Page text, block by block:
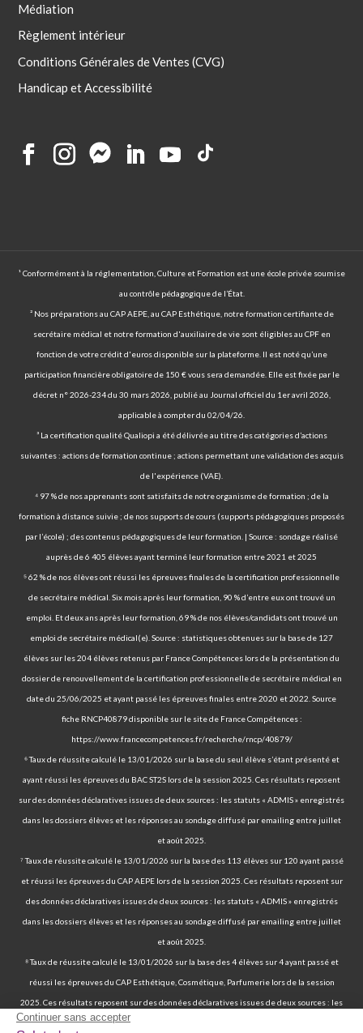
Médiation
Règlement intérieur
Conditions Générales de Ventes (CVG)
Handicap et Accessibilité
¹ Conformément à la réglementation, Culture et Formation est une école privée soumise
au contrôle pédagogique de l’État.
² Nos préparations au CAP AEPE, au CAP Esthétique, notre formation certifiante de
secrétaire médical et notre formation d'auxiliaire de vie sont éligibles au CPF en
fonction de votre crédit d'euros disponible sur la plateforme. Il est noté qu’une
participation financière obligatoire de 150 € vous sera demandée. Elle est fixée par le
décret n° 2026-234 du 30 mars 2026, publié au Journal officiel du 1er avril 2026,
applicable à compter du 02/04/26.
³ La certification qualité Qualiopi a été délivrée au titre des catégories d’actions
suivantes : actions de formation continue ; actions permettant une validation des acquis
de l'expérience (VAE).
⁴ 97 % de nos apprenants sont satisfaits de notre organisme de formation ; de la
formation à distance suivie ; de nos supports de cours (supports pédagogiques proposés
par l’école) ; des contenus pédagogiques de leur formation. | Source : sondage réalisé
auprès de 6 405 élèves ayant terminé leur formation entre 2021 et 2025
⁵ 62 % de nos élèves ont réussi les épreuves finales de la certification professionnelle
de secrétaire médical. Six mois après leur formation, 90 % d’entre eux ont trouvé un
emploi. Et deux ans après leur formation, 69 % de nos élèves/candidats ont trouvé un
emploi de secrétaire médical(e). Source : statistiques obtenues sur la base de 127
élèves sur les 204 élèves retenus par France Compétences lors de la présentation du
dossier de renouvellement de la certification professionnelle de secrétaire médical en
date du 25/06/2025 et ayant passé les épreuves finales entre 2020 et 2022. Source
fiche RNCP40879 disponible sur le site de France Compétences :
https://www.francecompetences.fr/recherche/rncp/40879/
⁶ Taux de réussite calculé le 13/01/2026 sur la base du seul élève s’étant présenté et
ayant réussi les épreuves du BAC ST2S lors de la session 2025. Ces résultats reposent
sur des données déclaratives issues de deux sources : les statuts « ADMIS » enregistrés
dans les dossiers élèves et les réponses au sondage diffusé par emailing entre juillet
et août 2025.
⁷ Taux de réussite calculé le 13/01/2026 sur la base des 113 élèves sur 120 ayant passé
et réussi les épreuves du CAP AEPE lors de la session 2025. Ces résultats reposent sur
des données déclaratives issues de deux sources : les statuts « ADMIS » enregistrés
dans les dossiers élèves et les réponses au sondage diffusé par emailing entre juillet
et août 2025.
⁸ Taux de réussite calculé le 13/01/2026 sur la base des 4 élèves sur 4 ayant passé et
réussi les épreuves du CAP Esthétique, Cosmétique, Parfumerie lors de la session
2025. Ces résultats reposent sur des données déclaratives issues de deux sources : les
statuts « ADMIS » enregistrés dans les dossiers élèves et les réponses au sondage